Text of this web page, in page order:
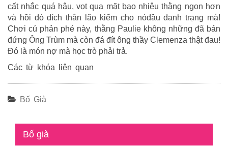
cất nhắc quá hậu, vọt qua mặt bao nhiêu thằng ngon hơn
và hồi đó đích thân lão kiếm cho nóđầu danh trạng mà!
Chơi cú phản phé này, thằng Paulie không những đã bán
đứng Ông Trùm mà còn đá đít ông thầy Clemenza thật đau!
Đó là món nợ mà học trò phải trả.
Các từ khóa liên quan
Bố Già
Bố già